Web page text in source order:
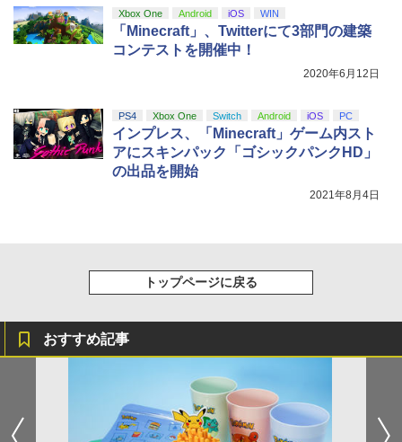
5
『映画 ラブライブ！蓮ノ空女学院スクー
ルアイドルクラブ Bloom Garden Part
Xbox One Android iOS WIN
「Minecraft」、Twitterにて3部門の建築
コンテストを開催中！
2020年6月12日
PS4 Xbox One Switch Android iOS PC
インプレス、「Minecraft」ゲーム内スト
アにスキンパック「ゴシックパンクHD」
の出品を開始
2021年8月4日
トップページに戻る
おすすめ記事